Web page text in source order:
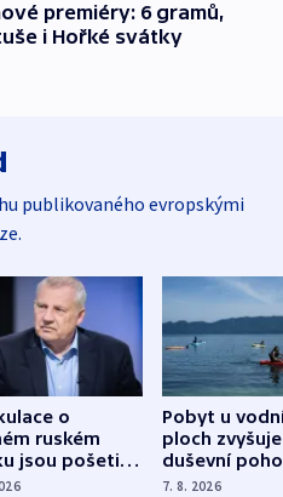
premiéry: 6 gramů,
i Hořké svátky
publikovaného evropskými
o
ruském
jsou pošetilé,
Pobyt u
ploch zvyšuje
duševní
ukázala
7. 8. 2026